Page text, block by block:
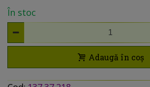
În stoc
Adaugă în coș